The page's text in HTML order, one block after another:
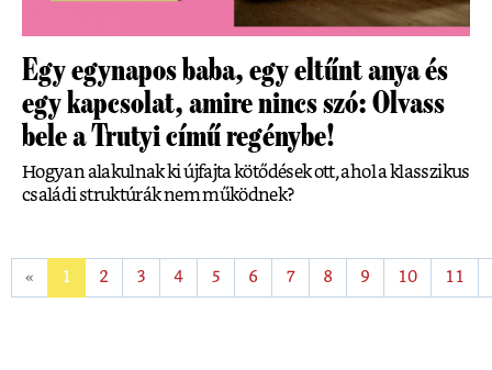
Egy egynapos baba, egy eltűnt anya és
egy kapcsolat, amire nincs szó: Olvass
bele a Trutyi című regénybe!
Hogyan alakulnak ki újfajta kötődések ott, ahol a klasszikus
családi struktúrák nem működnek?
« 1 2 3 4 5 6 7 8 9 10 11